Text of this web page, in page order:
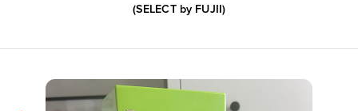
(SELECT by FUJII)